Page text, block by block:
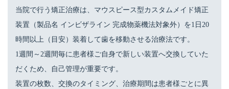
当院で行う矯正治療は、マウスピース型カスタムメイド矯正
装置（製品名 インビザライン 完成物薬機法対象外）を1日20
時間以上（目安）装着して歯を移動させる治療法です。
1週間～2週間毎に患者様ご自身で新しい装置へ交換していた
だくため、自己管理が重要です。
装置の枚数、交換のタイミング、治療期間は患者様ごとに異